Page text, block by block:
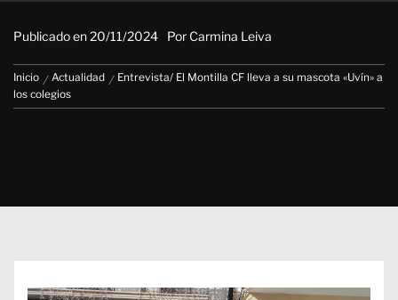
Publicado en20/11/2024 Por Carmina Leiva
Inicio Actualidad
Entrevista/ El Montilla CF lleva a su mascota «Uvín» a
los colegios